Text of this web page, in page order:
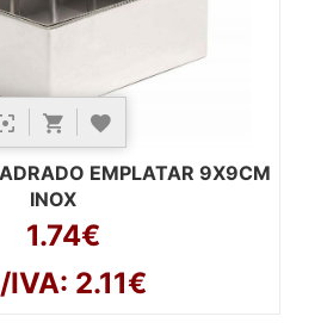
EMPLATAR 9X9CM
INOX
1.74€
IVA: 2.11€